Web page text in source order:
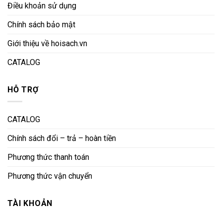
Điều khoản sử dụng
Chính sách bảo mật
Giới thiệu về hoisach.vn
CATALOG
HỖ TRỢ
CATALOG
Chính sách đổi – trả – hoàn tiền
Phương thức thanh toán
Phương thức vận chuyển
TÀI KHOẢN